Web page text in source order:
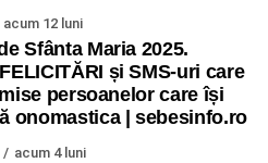
acum 12 luni
Sfânta Maria 2025.
și SMS-uri care
persoanelor care își
onomastica | sebesinfo.ro
acum 4 luni